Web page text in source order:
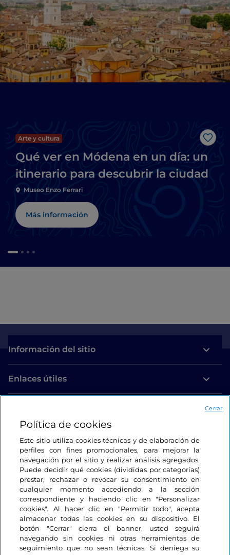
Me
Arte y cultura
Qué ver en Módena en un día: un
itinerario para descubrir la ciudad
Museo Enzo Ferrari
Más información
Información del sitio
Enlaces útiles
Estamos en contacto
Política de cookies
Este sitio utiliza cookies técnicas y de elaboración de
perfiles con fines promocionales, para mejorar la
navegación por el sitio y realizar análisis agregados.
Puede decidir qué cookies (divididas por categorías)
prestar, rechazar o revocar su consentimiento en
cualquier momento accediendo a la sección
correspondiente y haciendo clic en "Personalizar
cookies". Al hacer clic en "Permitir todo", acepta
almacenar todas las cookies en su dispositivo. El
botón "Cerrar" cierra el banner, usted seguirá
navegando sin cookies ni otras herramientas de
seguimiento que no sean técnicas. Si deniega su
Cerrar